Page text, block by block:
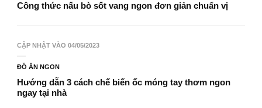
Công thức nấu bò sốt vang ngon đơn giản chuẩn vị
CẬP NHẬT VÀO 04/05/2023
ĐỒ ĂN NGON
Hướng dẫn 3 cách chế biến ốc móng tay thơm ngon
ngay tại nhà